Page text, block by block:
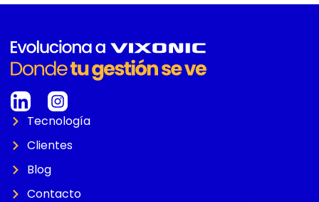
Tecnología
Clientes
Blog
Contacto